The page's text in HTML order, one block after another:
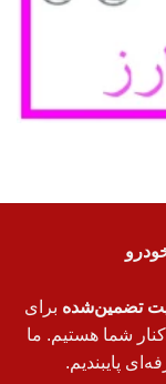
تضمین‌شده برای
شما هستیم. ما
پایبندیم.